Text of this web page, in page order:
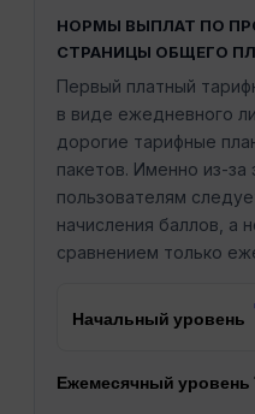
НОРМЫ ВЫПЛАТ ПО
СТРАНИЦЫ ОБЩЕГО
Первый платный
в виде ежедневного
дорогие тарифные
пакетов. Именно из-за
пользователям
начисления баллов, а
сравнением только
Начальный уровень
Ежемесячный уровень